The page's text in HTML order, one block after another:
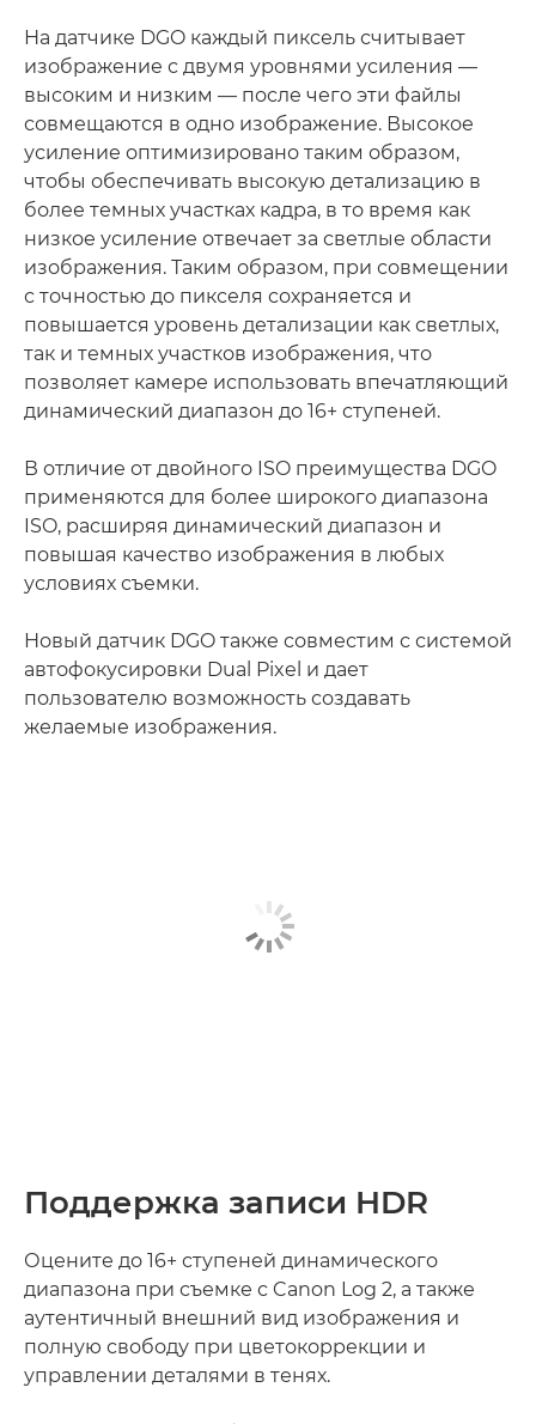
На датчике DGO каждый пиксель считывает
изображение с двумя уровнями усиления —
высоким и низким — после чего эти файлы
совмещаются в одно изображение. Высокое
усиление оптимизировано таким образом,
чтобы обеспечивать высокую детализацию в
более темных участках кадра, в то время как
низкое усиление отвечает за светлые области
изображения. Таким образом, при совмещении
с точностью до пикселя сохраняется и
повышается уровень детализации как светлых,
так и темных участков изображения, что
позволяет камере использовать впечатляющий
динамический диапазон до 16+ ступеней.
В отличие от двойного ISO преимущества DGO
применяются для более широкого диапазона
ISO, расширяя динамический диапазон и
повышая качество изображения в любых
условиях съемки.
Новый датчик DGO также совместим с системой
автофокусировки Dual Pixel и дает
пользователю возможность создавать
желаемые изображения.
Поддержка записи HDR
Оцените до 16+ ступеней динамического
диапазона при съемке с Canon Log 2, а также
аутентичный внешний вид изображения и
полную свободу при цветокоррекции и
управлении деталями в тенях.